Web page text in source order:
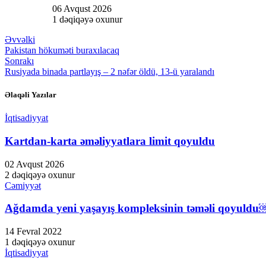
06 Avqust 2026
1 dəqiqəyə oxunur
Əvvəlki
Pakistan hökuməti buraxılacaq
Sonrakı
Rusiyada binada partlayış – 2 nəfər öldü, 13-ü yaralandı
Əlaqəli Yazılar
İqtisadiyyat
Kartdan-karta əməliyyatlara limit qoyuldu
02 Avqust 2026
2 dəqiqəyə oxunur
Cəmiyyət
Ağdamda yeni yaşayış kompleksinin təməli
14 Fevral 2022
1 dəqiqəyə oxunur
İqtisadiyyat